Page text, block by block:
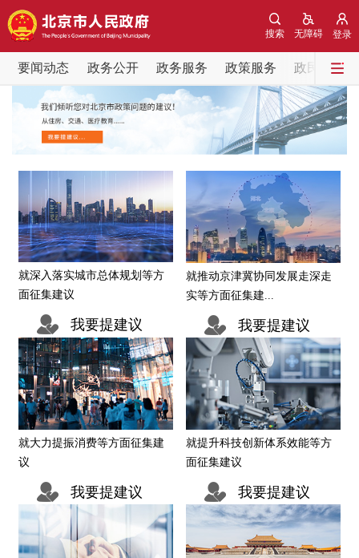
登录
无障碍
搜索
要闻动态 政务公开 政务服务 政策服务 政民互动
要闻动态
党中央精神 国务院信息 中央部委动态
会议信息 部门动态
各区热点
政务公开
市领导 机构职能 政策服务
政策兑现 回应关切
决策公开 专题公开
政务服务
法人服务
便民服务 利企服务 投资项目
就深入落实城市总体规划等方
面征集建议
我要提建议
就推动京津冀协同发展走深走
实等方面征集建...
我要提建议
就大力提振消费等方面征集建
议
我要提建议
就提升科技创新体系效能等方
面征集建议
我要提建议